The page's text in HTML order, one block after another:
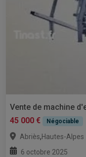
Vente de machine
45 000 €
Négociable
Abriès,Hautes-Alpes
6 octobre 2025